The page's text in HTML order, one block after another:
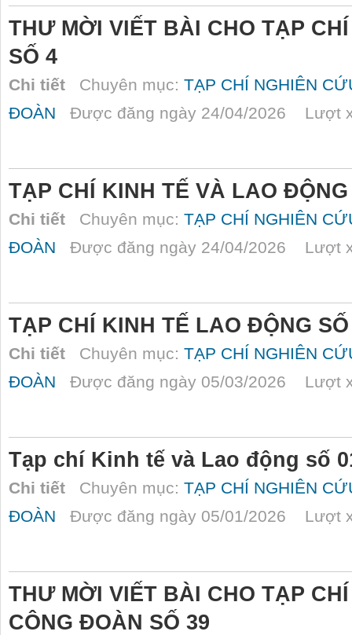
THƯ MỜI VIẾT BÀI CHO TẠP
SỐ 4
Chi tiết Chuyên mục: TẠP CHÍ NGHIÊN
ĐOÀN Được đăng ngày 24/04/2026 Lượt
TẠP CHÍ KINH TẾ VÀ LAO
Chi tiết Chuyên mục: TẠP CHÍ NGHIÊN
ĐOÀN Được đăng ngày 24/04/2026 Lượt
TẠP CHÍ KINH TẾ LAO ĐỘNG
Chi tiết Chuyên mục: TẠP CHÍ NGHIÊN
ĐOÀN Được đăng ngày 05/03/2026 Lượt
Tạp chí Kinh tế và Lao động số
Chi tiết Chuyên mục: TẠP CHÍ NGHIÊN
ĐOÀN Được đăng ngày 05/01/2026 Lượt
THƯ MỜI VIẾT BÀI CHO TẠP
CÔNG ĐOÀN SỐ 39